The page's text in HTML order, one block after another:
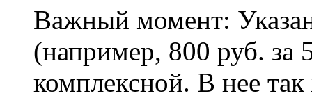
Важный момент:
(например, 800 руб. за
комплексной. В нее